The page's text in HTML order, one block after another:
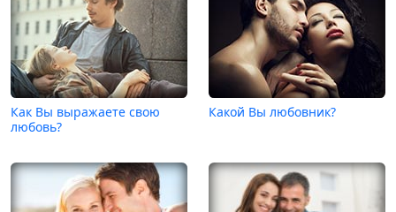
Как Вы выражаете свою
любовь?
Какой Вы любовник?